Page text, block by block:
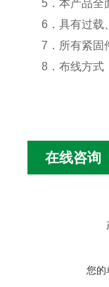
5．本产品全
6．具有过载
7．所有紧固
8．布线方式
在线咨询
您的